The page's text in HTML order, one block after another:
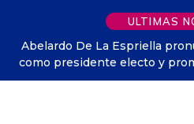
ULTIMAS
discurso
Milagro”
Colombia tendrá